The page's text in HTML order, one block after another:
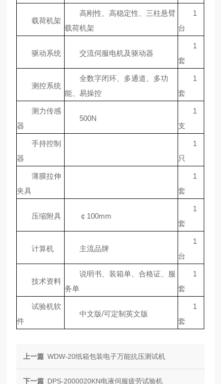
载荷机架
高刚性、高稳定性、三柱悬臂
载荷机架
1
台
驱动系统 交流伺服电机及驱动器
1
套
测控系统
全数字闭环、多通道、多功
能、易操控
1
套
测力传感
器
500N
1
支
手持控制
器
1
只
薄膜拉伸
夹具
1
套
压缩附具 ￠100mm
1
套
计算机 主流品牌
1
台
技术资料
说明书、装箱单、合格证、服
务单
1
套
试验机软
件
中文版/可定制英文版
1
套
上一篇 WDW-20纸箱包装电子万能抗压测试机
下一篇 DPS-2000020KN电液伺服疲劳试验机